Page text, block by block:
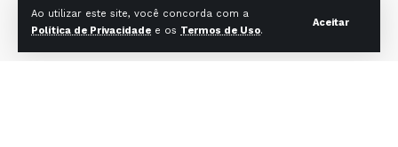
Ao utilizar este site, você concorda com a
Política de Privacidade e os Termos de Uso.
Aceitar
Colunistas